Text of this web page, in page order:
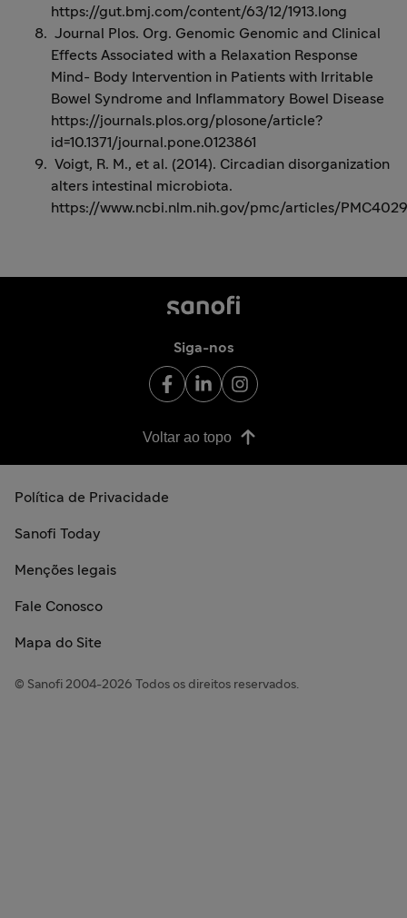
https://gut.bmj.com/content/63/12/1913.long
Journal Plos. Org. Genomic Genomic and Clinical
Effects Associated with a Relaxation Response
Mind- Body Intervention in Patients with Irritable
Bowel Syndrome and Inflammatory Bowel Disease
https://journals.plos.org/plosone/article?
id=10.1371/journal.pone.0123861
Voigt, R. M., et al. (2014). Circadian disorganization
alters intestinal microbiota.
https://www.ncbi.nlm.nih.gov/pmc/articles/
Siga-nos
Voltar ao topo
Política de Privacidade
Sanofi Today
Menções legais
Fale Conosco
Mapa do Site
© Sanofi 2004-2026 Todos os direitos reservados.